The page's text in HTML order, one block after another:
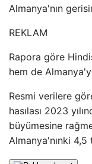
Almanya'nın
REKLAM
Rapora göre
hem de
Resmi verilere
hasılası 2023
büyümesine
Almanya'nınki 4,5